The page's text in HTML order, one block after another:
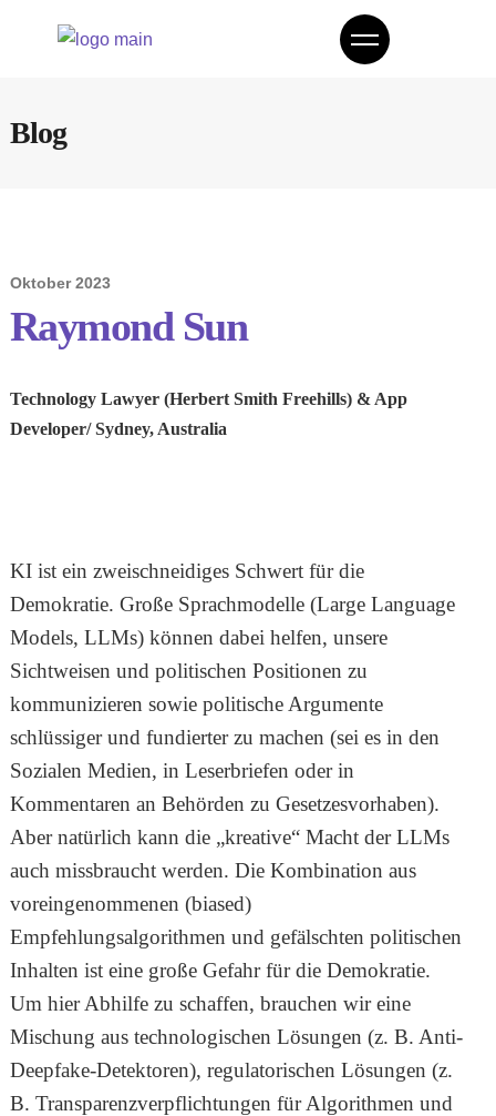
Blog
Oktober 2023
Raymond Sun
Technology Lawyer (Herbert Smith Freehills) & App
Developer/ Sydney, Australia
KI ist ein zweischneidiges Schwert für die
Demokratie. Große Sprachmodelle (Large Language
Models, LLMs) können dabei helfen, unsere
Sichtweisen und politischen Positionen zu
kommunizieren sowie politische Argumente
schlüssiger und fundierter zu machen (sei es in den
Sozialen Medien, in Leserbriefen oder in
Kommentaren an Behörden zu Gesetzesvorhaben).
Aber natürlich kann die „kreative“ Macht der LLMs
auch missbraucht werden. Die Kombination aus
voreingenommenen (biased)
Empfehlungsalgorithmen und gefälschten politischen
Inhalten ist eine große Gefahr für die Demokratie.
Um hier Abhilfe zu schaffen, brauchen wir eine
Mischung aus technologischen Lösungen (z. B. Anti-
Deepfake-Detektoren), regulatorischen Lösungen (z.
B. Transparenzverpflichtungen für Algorithmen und